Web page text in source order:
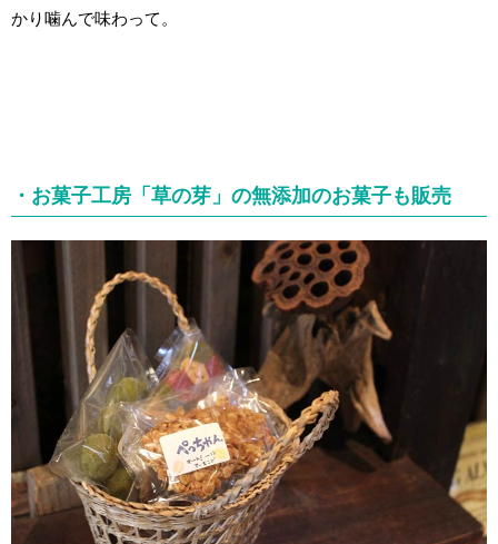
かり噛んで味わって。
・お菓子工房「草の芽」の無添加のお菓子も販売